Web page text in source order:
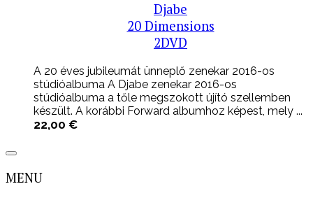
Djabe
20 Dimensions
2DVD
A 20 éves jubileumát ünneplő zenekar 2016-os
stúdióalbuma A Djabe zenekar 2016-os
stúdióalbuma a tőle megszokott újító szellemben
készült. A korábbi Forward albumhoz képest, mely ...
22,00 €
MENU